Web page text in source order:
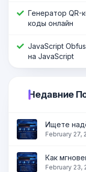
Генератор QR-
коды онлайн
JavaScript
на JavaScript
Недавние
Ищете
February 27,
Как
February 23,